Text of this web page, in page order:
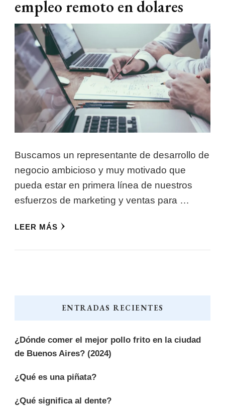
empleo remoto en dolares
Buscamos un representante de desarrollo de
negocio ambicioso y muy motivado que
pueda estar en primera línea de nuestros
esfuerzos de marketing y ventas para …
LEER MÁS
ENTRADAS RECIENTES
¿Dónde comer el mejor pollo frito en la ciudad
de Buenos Aires? (2024)
¿Qué es una piñata?
¿Qué significa al dente?